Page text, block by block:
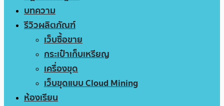
บทความ
รีวิวผลิตภัณฑ์
เว็บซื้อขาย
กระเป๋าเก็บเหรียญ
เครื่องขุด
เว็บขุดแบบ Cloud Mining
ห้องเรียน